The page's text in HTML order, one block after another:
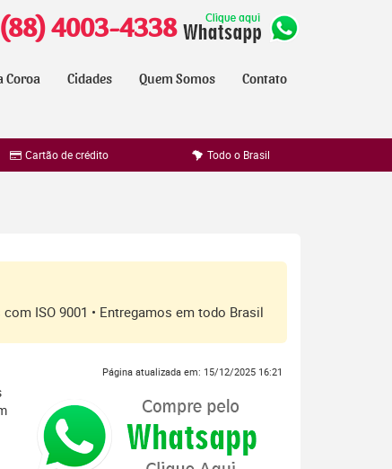
(88) 4003-4338
Coroa Cidades Quem Somos Contato
Cartão de crédito Todo o Brasil
ISO 9001 • Entregamos em todo Brasil
Página atualizada em: 15/12/2025 16:21